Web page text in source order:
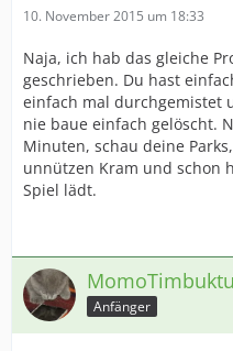
10. November 2015 um 18:33
Naja, ich hab das gleiche
geschrieben. Du hast
einfach mal durchgemistet
nie baue einfach gelöscht.
Minuten, schau deine
unnützen Kram und schon
Spiel lädt.
MomoTimbuktu
Anfänger